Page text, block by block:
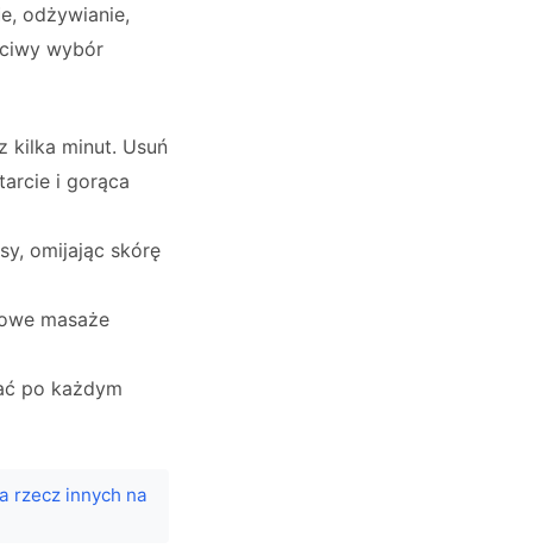
odżywianie,
wybór
kilka minut. Usuń
i gorąca
omijając skórę
masaże
po każdym
rzecz innych na